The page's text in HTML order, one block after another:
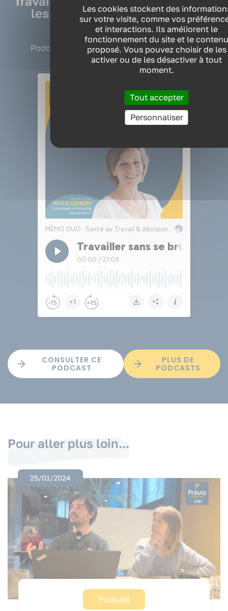
les RPS et protéger la santé
mentale
Podcast Mémo Duo – Épisode 05 (Saison 4)
CONSULTER CE
PODCAST
PLUS DE
PODCASTS
Pour aller plus loin...
25/01/2024
Podcast
Les cookies stockent des
sur votre visite, comme vos
et interactions. Ils améliorent le
fonctionnement du site et le contenu
proposé. Vous pouvez choisir de les
activer ou de les désactiver à tout
moment.
Tout accepter
Personnaliser